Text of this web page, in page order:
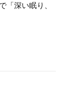
「深い眠り、